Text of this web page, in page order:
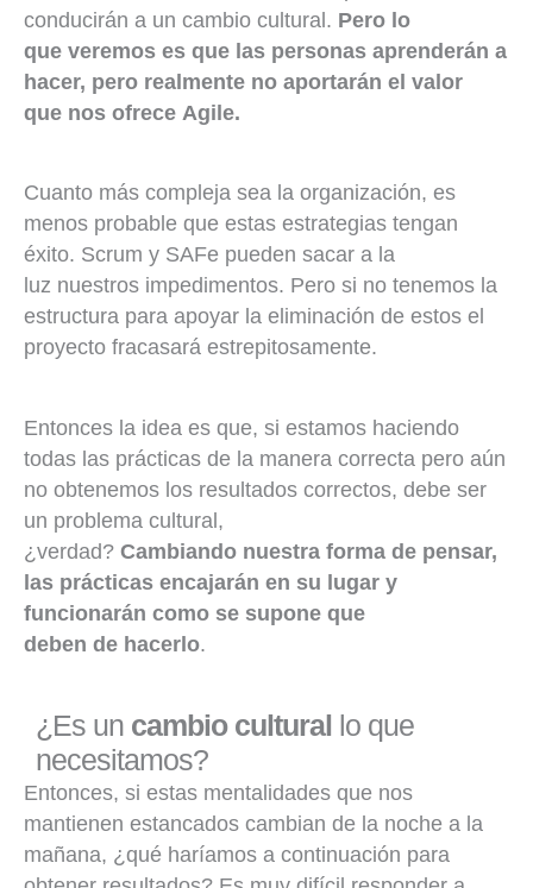
conducirán a un cambio cultural. Pero lo
que veremos es que las personas aprenderán a
hacer, pero realmente no aportarán el valor
que nos ofrece Agile.
Cuanto más compleja sea la organización, es
menos probable que estas estrategias tengan
éxito. Scrum y SAFe pueden sacar a la
luz nuestros impedimentos. Pero si no tenemos la
estructura para apoyar la eliminación de estos el
proyecto fracasará estrepitosamente.
Entonces la idea es que, si estamos haciendo
todas las prácticas de la manera correcta pero aún
no obtenemos los resultados correctos, debe ser
un problema cultural,
¿verdad? Cambiando nuestra forma de pensar,
las prácticas encajarán en su lugar y
funcionarán como se supone que
deben de hacerlo.
¿Es un cambio cultural lo que
necesitamos?
Entonces, si estas mentalidades que nos
mantienen estancados cambian de la noche a la
mañana, ¿qué haríamos a continuación para